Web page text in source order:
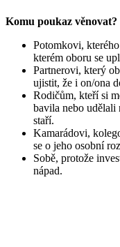
Komu poukaz věnovat?
Potomkovi,
kterém oboru se
Partnerovi, který
ujistit, že i on/ona
Rodičům, kteří si
bavila nebo udělali
staří.
Kamarádovi,
se o jeho osobní
Sobě, protože
nápad.